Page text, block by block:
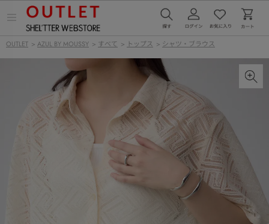
ー
を
OUTLET > AZUL BY MOUSSY > すべて > トップス > シャツ・ブラウス